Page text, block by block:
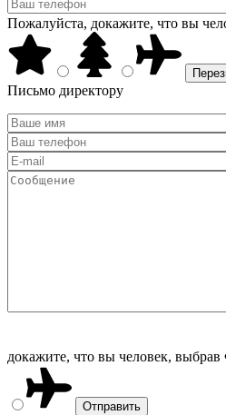
Пожалуйста, докажите, что вы
Письмо директору
докажите, что вы человек, выбрав